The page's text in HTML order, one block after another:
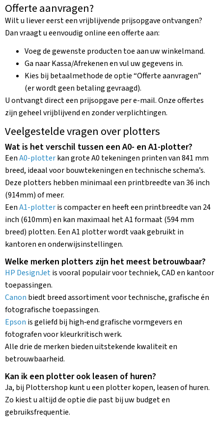
Offerte aanvragen?
Wilt u liever eerst een vrijblijvende prijsopgave ontvangen?
Dan vraagt u eenvoudig online een offerte aan:
Voeg de gewenste producten toe aan uw winkelmand.
Ga naar Kassa/Afrekenen en vul uw gegevens in.
Kies bij betaalmethode de optie “Offerte aanvragen”
(er wordt geen betaling gevraagd).
U ontvangt direct een prijsopgave per e-mail. Onze offertes
zijn geheel vrijblijvend en zonder verplichtingen.
Veelgestelde vragen over plotters
Wat is het verschil tussen een A0- en A1-plotter?
EenA0-plotterkan grote A0 tekeningen printen van 841 mm
breed, ideaal voor bouwtekeningen en technische schema’s.
Deze plotters hebben minimaal een printbreedte van 36 inch
(914mm) of meer.
EenA1-plotteris compacter en heeft een printbreedte van 24
inch (610mm) en kan maximaal het A1 formaat (594 mm
breed) plotten. Een A1 plotter wordt vaak gebruikt in
kantoren en onderwijsinstellingen.
Welke merken plotters zijn het meest betrouwbaar?
HP DesignJetis vooral populair voor techniek, CAD en kantoor
toepassingen.
Canon biedt breed assortiment voor technische, grafische én
fotografische toepassingen.
Epson is geliefd bij high‑end grafische vormgevers en
fotografen voor kleurkritisch werk.
Alle drie de merken bieden uitstekende kwaliteit en
betrouwbaarheid.
Kan ik een plotter ook leasen of huren?
Ja, bij Plottershop kunt u een plotter kopen, leasen of huren.
Zo kiest u altijd de optie die past bij uw budget en
gebruiksfrequentie.